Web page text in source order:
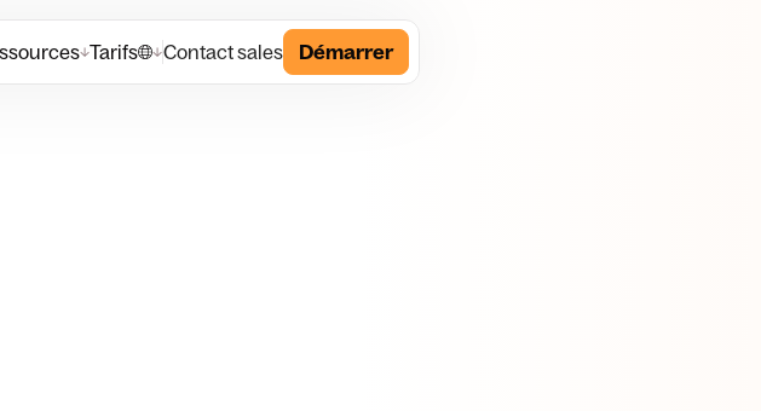
↓Tarifs ↓Contact sales Démarrer